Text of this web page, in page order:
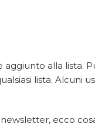
alla lista.
lista. Alcuni
ecco